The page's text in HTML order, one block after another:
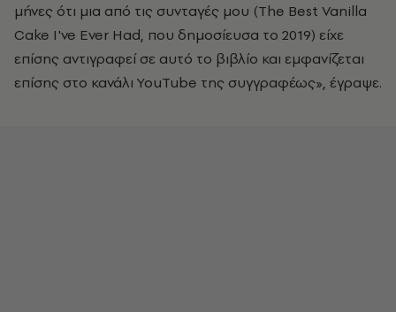
μήνες ότι μια από τις συνταγές μου (The Best Vanilla
Cake I've Ever Had, που δημοσίευσα το 2019) είχε
επίσης αντιγραφεί σε αυτό το βιβλίο και εμφανίζεται
επίσης στο κανάλι YouTube της συγγραφέως», έγραψε.